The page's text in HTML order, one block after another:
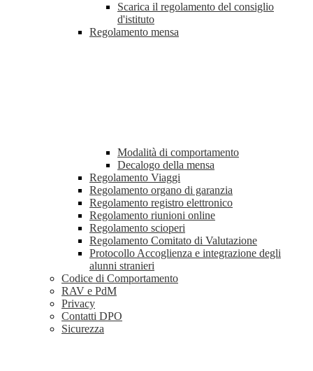
Scarica il regolamento del consiglio
d'istituto
Regolamento mensa
Modalità di comportamento
Decalogo della mensa
Regolamento Viaggi
Regolamento organo di garanzia
Regolamento registro elettronico
Regolamento riunioni online
Regolamento scioperi
Regolamento Comitato di Valutazione
Protocollo Accoglienza e integrazione degli
alunni stranieri
Codice di Comportamento
RAV e PdM
Privacy
Contatti DPO
Sicurezza